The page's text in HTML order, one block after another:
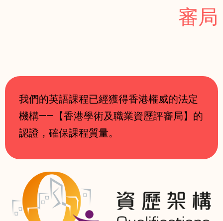
審局
我們的英語課程已經獲得香港權威的法定
機構——【香港學術及職業資歷評審局】的
認證，確保課程質量。